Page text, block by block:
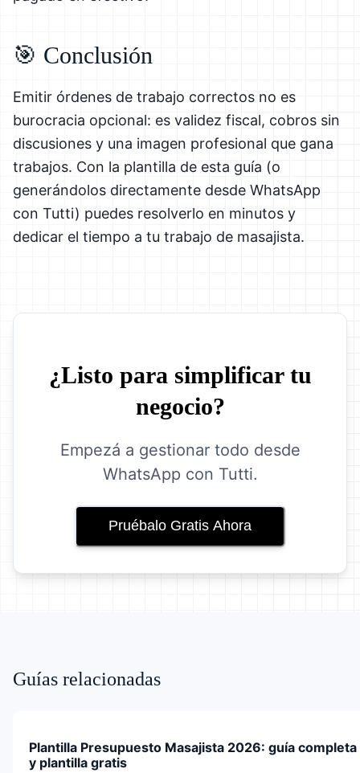
🎯 Conclusión
Emitir órdenes de trabajo correctos no es
burocracia opcional: es validez fiscal, cobros sin
discusiones y una imagen profesional que gana
trabajos. Con la plantilla de esta guía (o
generándolos directamente desde WhatsApp
con Tutti) puedes resolverlo en minutos y
dedicar el tiempo a tu trabajo de masajista.
¿Listo para simplificar tu
negocio?
Empezá a gestionar todo desde
WhatsApp con Tutti.
Pruébalo Gratis Ahora
Guías relacionadas
Plantilla Presupuesto Masajista 2026: guía completa
y plantilla gratis